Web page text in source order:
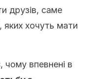
друзів, саме
хочуть мати
впевнені в